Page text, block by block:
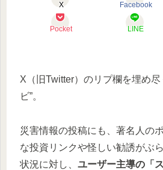
X Facebook
Pocket LINE
X（旧Twitter）のリプ欄を埋め尽
ビ”。
災害情報の投稿にも、著名人の
な投資リンクや怪しい勧誘が
状況に対し、 ユーザー主導の「